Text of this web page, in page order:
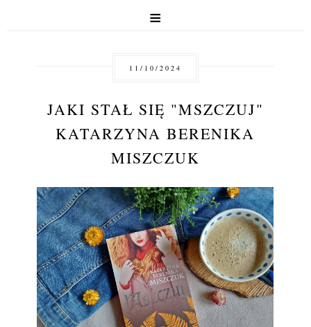
≡
11/10/2024
JAKI STAŁ SIĘ "MSZCZUJ"
KATARZYNA BERENIKA
MISZCZUK